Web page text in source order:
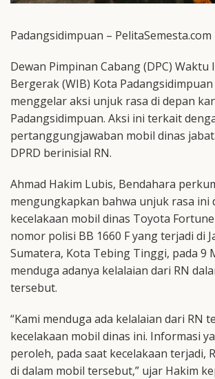
Padangsidimpuan – PelitaSemesta.com
Dewan Pimpinan Cabang (DPC) Waktu
Bergerak (WIB) Kota
menggelar aksi unjuk rasa di depan
Padangsidimpuan. Aksi ini terkait
pertanggungjawaban mobil dinas
DPRD berinisial RN.
Ahmad Hakim Lubis, Bendahara
mengungkapkan bahwa unjuk rasa ini
kecelakaan mobil dinas Toyota
nomor polisi BB 1660 F yang terjadi di
Sumatera, Kota Tebing Tinggi, pada 9
menduga adanya kelalaian dari RN
tersebut.
“Kami menduga ada kelalaian dari RN
kecelakaan mobil dinas ini. Informasi
peroleh, pada saat kecelakaan terjadi,
di dalam mobil tersebut,” ujar Hakim